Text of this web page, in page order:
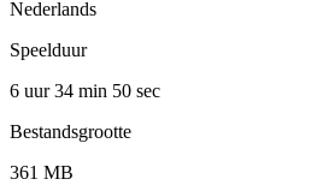
Nederlands
Speelduur
6 uur 34 min 50 sec
Bestandsgrootte
361 MB